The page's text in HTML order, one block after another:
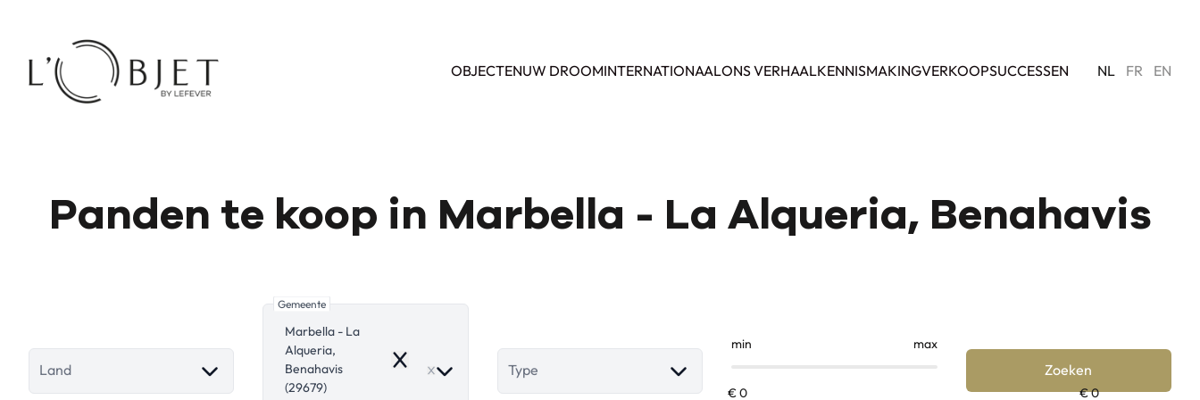
OBJECTENUW DROOMINTERNATIONAALONS VERHAALKENNISMAKINGVERKOOPSUCCESSEN NL FR EN
Panden te koop in Marbella - La Alqueria, Benahavis
Land
Gemeente
Marbella - La
Alqueria,
Benahavis
(29679)
Remove Type
min max
Zoeken